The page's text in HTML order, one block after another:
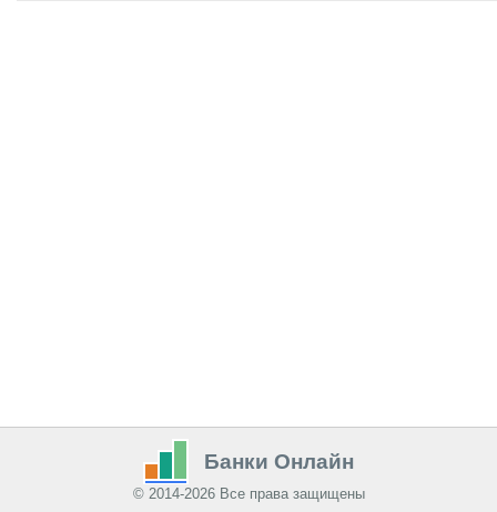
Банки Онлайн
© 2014-2026 Все права защищены